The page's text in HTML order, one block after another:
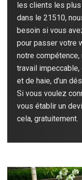
les clients les
dans le 21510,
besoin si vous
pour passer votre
notre compétence,
travail impeccable,
et de haie, d’un
Si vous voulez
vous établir un
cela, gratuitement.